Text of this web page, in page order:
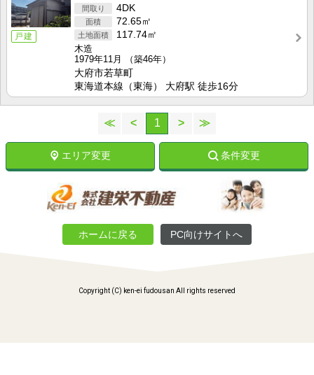
戸建
4DK
72.65㎡
117.74㎡
木造
1979年11月
（築46年）
大府市若草町
東海道本線（東海） 大府駅 徒歩16分
≪ < 1 > ≫
エリア変更 条件変更
ホームに戻る PC向けサイトへ
Copyright (C) ken-ei fudousan All rights reserved